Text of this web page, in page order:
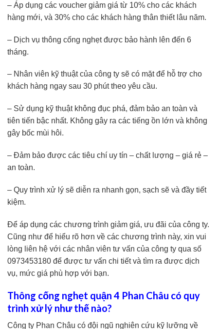
– Áp dụng các voucher giảm giá từ 10% cho các khách
hàng mới, và 30% cho các khách hàng thân thiết lâu năm.
– Dịch vụ thông cống nghẹt được bảo hành lên đến 6
tháng.
– Nhân viên kỹ thuật của công ty sẽ có mặt để hỗ trợ cho
khách hàng ngay sau 30 phút theo yêu cầu.
– Sử dụng kỹ thuật không đục phá, đảm bảo an toàn và
tiên tiến bậc nhất. Không gây ra các tiếng ồn lớn và không
gây bốc mùi hôi.
– Đảm bảo được các tiêu chí uy tín – chất lượng – giá rẻ –
an toàn.
– Quy trình xử lý sẽ diễn ra nhanh gọn, sạch sẽ và đầy tiết
kiệm.
Để áp dụng các chương trình giảm giá, ưu đãi của công ty.
Cũng như để hiểu rõ hơn về các chương trình này, xin vui
lòng liên hệ với các nhân viên tư vấn của công ty qua số
0973453180 để được tư vấn chi tiết và tìm ra được dịch
vụ, mức giá phù hợp với bạn.
Thông cống nghẹt quận 4 Phan Châu có quy
trình xử lý như thế nào?
Công ty Phan Châu có đội ngũ nghiên cứu kỹ lưỡng về